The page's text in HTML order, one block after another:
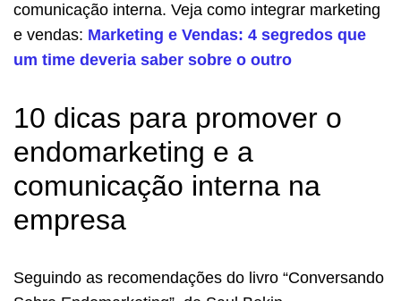
comunicação interna. Veja como integrar marketing
e vendas: Marketing e Vendas: 4 segredos que
um time deveria saber sobre o outro
10 dicas para promover o
endomarketing e a
comunicação interna na
empresa
Seguindo as recomendações do livro “Conversando